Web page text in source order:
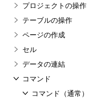
プロジェクトの操作
テーブルの操作
ページの作成
セル
データの連結
コマンド
コマンド（通常）